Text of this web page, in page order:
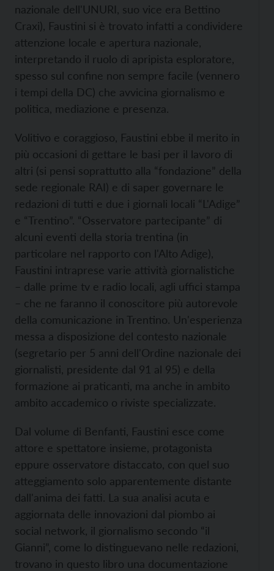
nazionale dell'UNURI, suo vice era Bettino
Craxi), Faustini si è trovato infatti a condividere
attenzione locale e apertura nazionale,
interpretando il ruolo di apripista esploratore,
spesso sul confine non sempre facile (vennero
i tempi della DC) che avvicina giornalismo e
politica, mediazione e presenza.
Volitivo e coraggioso, Faustini ebbe il merito in
più occasioni di gettare le basi per il lavoro di
altri (si pensi soprattutto alla “fondazione” della
sede regionale RAI) e di saper governare le
redazioni di tutti e due i giornali locali “L'Adige”
e “Trentino”. “Osservatore partecipante” di
alcuni eventi della storia trentina (in
particolare nel rapporto con l'Alto Adige),
Faustini intraprese varie attività giornalistiche
– dalle prime tv e radio locali, agli uffici stampa
– che ne faranno il conoscitore più autorevole
della comunicazione in Trentino. Un'esperienza
messa a disposizione del contesto nazionale
(segretario per 5 anni dell'Ordine nazionale dei
giornalisti, presidente dal 91 al 95) e della
formazione ai praticanti, ma anche in ambito
ambito accademico o riviste specializzate.
Dal volume di Benfanti, Faustini esce come
attore e spettatore insieme, protagonista
eppure osservatore distaccato, con quel suo
atteggiamento solo apparentemente distante
dall'anima dei fatti. La sua analisi acuta e
aggiornata delle innovazioni dal piombo ai
social network, il giornalismo secondo “il
Gianni”, come lo distinguevano nelle redazioni,
trovano in questo libro una documentazione